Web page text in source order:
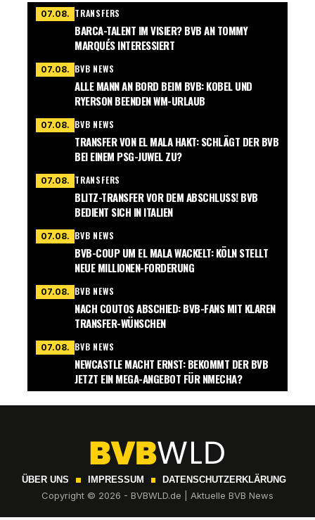
07.08. TRANSFERS
BARCA-TALENT IM VISIER? BVB AN TOMMY
MARQUÉS INTERESSIERT
07.08. BVB NEWS
ALLE MANN AN BORD BEIM BVB: KOBEL UND
RYERSON BEENDEN WM-URLAUB
07.08. BVB NEWS
TRANSFER VON EL MALA HAKT: SCHLÄGT DER BVB
BEI EINEM PSG-JUWEL ZU?
07.08. TRANSFERS
BLITZ-TRANSFER VOR DEM ABSCHLUSS! BVB
BEDIENT SICH IN ITALIEN
07.08. BVB NEWS
BVB-COUP UM EL MALA WACKELT: KÖLN STELLT
NEUE MILLIONEN-FORDERUNG
07.08. BVB NEWS
NACH COUTOS ABSCHIED: BVB-FANS MIT KLAREN
TRANSFER-WÜNSCHEN
07.08. BVB NEWS
NEWCASTLE MACHT ERNST: BEKOMMT DER BVB
JETZT EIN MEGA-ANGEBOT FÜR NMECHA?
ÜBER UNS IMPRESSUM DATENSCHUTZERKLÄRUNG
Copyright © 2026 - BVBWLD.de | Aktuelle BVB News